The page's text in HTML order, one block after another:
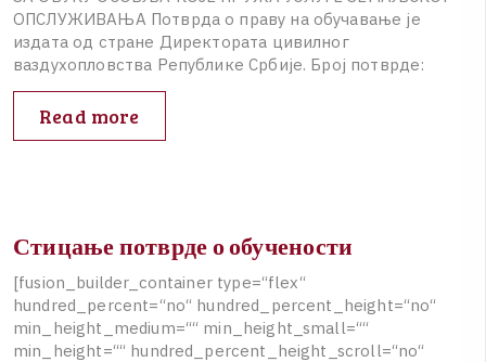
ОПСЛУЖИВАЊА Потврда о праву на обучавање је
издата од стране Директората цивилног
ваздухопловства Републике Србије. Број потврде:
Read more
Стицање потврде о обучености
[fusion builder_ container type=“flex“
hundred percent=“no“ hundred percent height=“no“
min height medium=““ min height small=““
min height=““ hundred percent height scroll=“no“